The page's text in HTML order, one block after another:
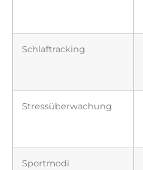
Schlaftracking
Stressüberwachung
Sportmodi